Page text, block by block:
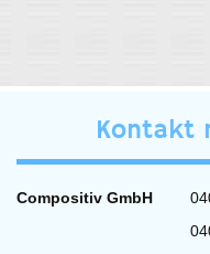
Kontakt
Compositiv GmbH